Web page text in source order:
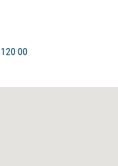
120 00